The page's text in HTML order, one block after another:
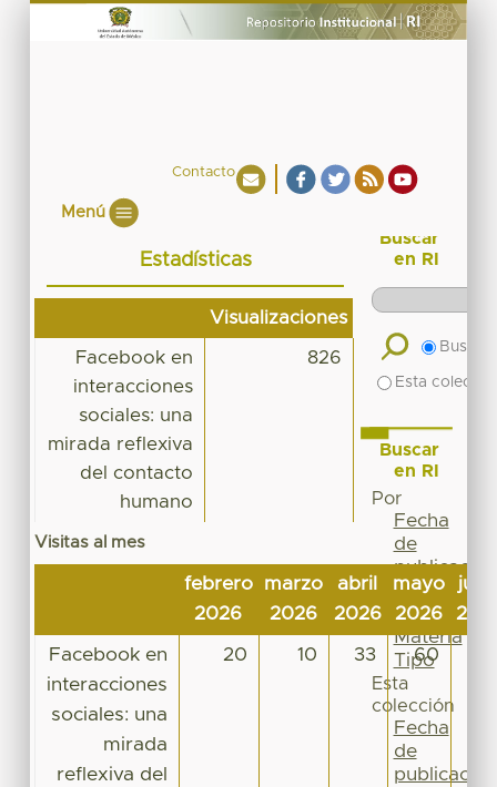
Contacto
Menú
Estadísticas
Visualizaciones
Facebook en
interacciones
sociales: una
mirada reflexiva
del contacto
humano
826
Visitas al mes
febrero
2026
marzo
2026
abril
2026
mayo
2026
Facebook en
interacciones
sociales: una
mirada
reflexiva del
20 10 33 60
Buscar
en RI
Buscar
Esta
Buscar
en RI
Por
Fecha
de
publicación
Autor
Título
Materia
Tipo
Esta
colección
Fecha
de
publicación